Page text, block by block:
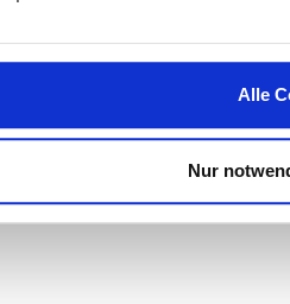
Alle
Nur